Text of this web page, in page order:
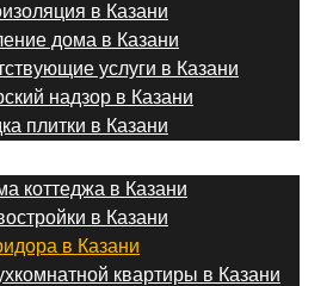
в Казани
дома в Казани
услуги в Казани
надзор в Казани
плитки в Казани
коттеджа в Казани
в Казани
в Казани
квартиры в Казани